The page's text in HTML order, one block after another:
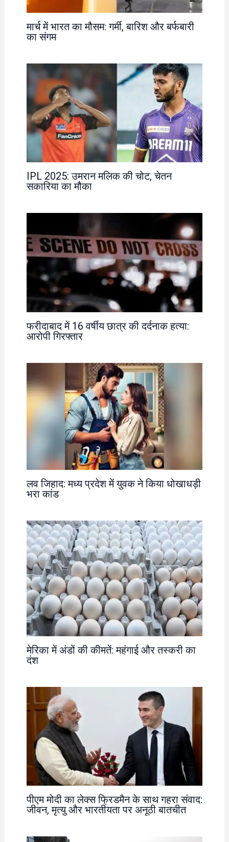
मार्च में भारत का मौसम: गर्मी, बारिश और बर्फबारी
का संगम
IPL 2025: उमरान मलिक की चोट, चेतन
सकारिया का मौका
फरीदाबाद में 16 वर्षीय छात्र की दर्दनाक हत्या:
आरोपी गिरफ्तार
लव जिहाद: मध्य प्रदेश में युवक ने किया धोखाधड़ी
भरा कांड
मेरिका में अंडों की कीमतें: महंगाई और तस्करी का
दंश
पीएम मोदी का लेक्स फ्रिडमैन के साथ गहरा संवाद:
जीवन, मृत्यु और भारतीयता पर अनूठी बातचीत